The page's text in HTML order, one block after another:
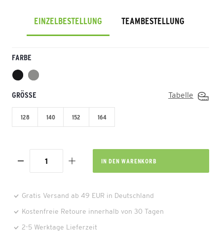
EINZELBESTELLUNG TEAMBESTELLUNG
FARBE
GRÖSSE Tabelle
128 140 152 164
IN DEN WARENKORB
Gratis Versand ab 49 EUR in Deutschland
Kostenfreie Retoure innerhalb von 30 Tagen
2-5 Werktage Lieferzeit